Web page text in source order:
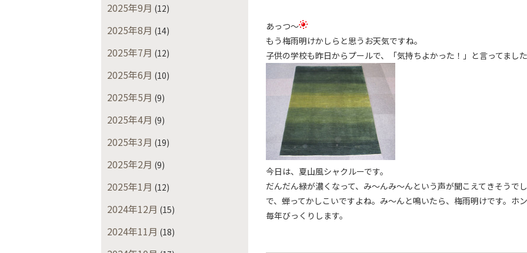
2025年9月 (12)
2025年8月 (14)
2025年7月 (12)
2025年6月 (10)
2025年5月 (9)
2025年4月 (9)
2025年3月 (19)
2025年2月 (9)
2025年1月 (12)
2024年12月 (15)
2024年11月 (18)
あっつ〜
もう梅雨明けかしらと思うお天気ですね。
子供の学校も昨日からプールで、「気持ちよかった！」と言ってまし
今日は、夏山風シャクルーです。
だんだん緑が濃くなって、み〜んみ〜んという声が聞こえてきそうで
で、蝉ってかしこいですよね。み〜んと鳴いたら、梅雨明けです。ホ
毎年びっくりします。